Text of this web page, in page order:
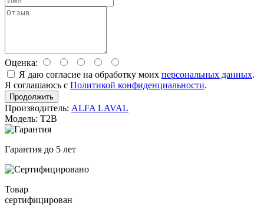
Оценка:
Я даю согласие на обработку моих персональных данных.
Я соглашаюсь с Политикой конфиденциальности.
Продолжить
Производитель: ALFA LAVAL
Модель: T2B
Гарантия до 5 лет
Товар
сертифицирован